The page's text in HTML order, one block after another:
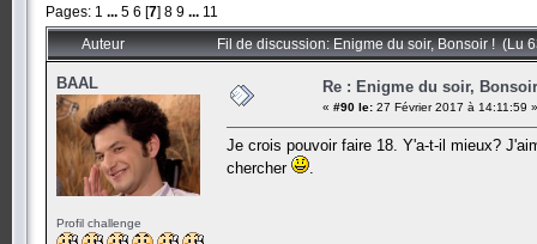
Pages: 1 ... 5 6 [7] 8 9 ... 11
Auteur Fil de discussion: Enigme du soir, Bonsoir ! (Lu
BAAL
Profil challenge
Re : Enigme du soir,
« #90 le: 27 Février 2017 à 14:11:59 »
Je crois pouvoir faire 18. Y'a-t-il mieux?
chercher